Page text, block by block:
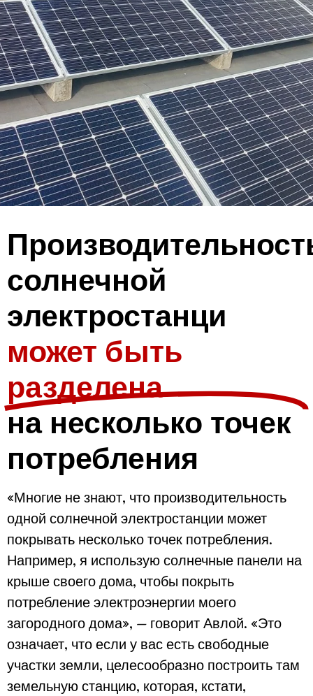
солнечной
электростанци
может быть
разделена
на несколько точек
потребления
«Многие не знают, что производительность
одной солнечной электростанции может
покрывать несколько точек потребления.
Например, я использую солнечные панели на
крыше своего дома, чтобы покрыть
потребление электроэнергии моего
загородного дома», — говорит Авлой. «Это
означает, что если у вас есть свободные
участки земли, целесообразно построить там
земельную станцию, которая, кстати,